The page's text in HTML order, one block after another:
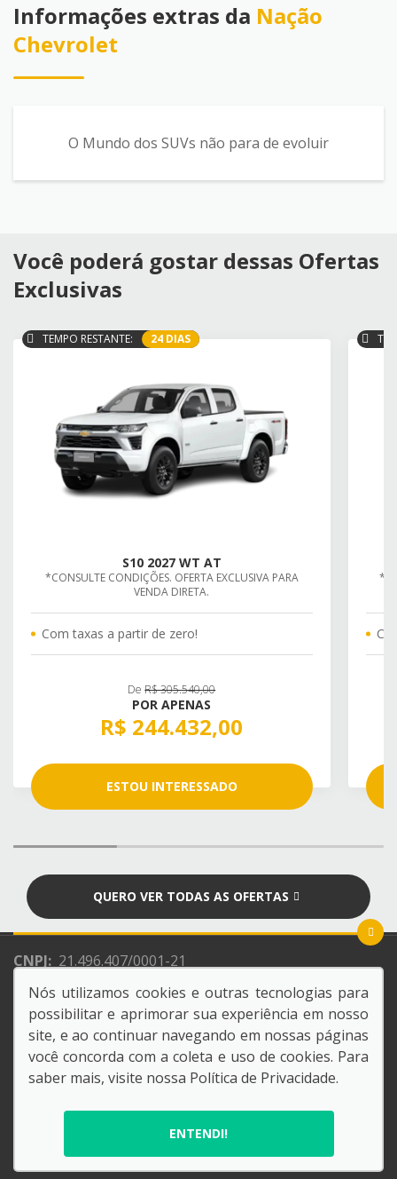
Informações extras da Nação
Chevrolet
O Mundo dos SUVs não para de evoluir
Você poderá gostar dessas Ofertas
Exclusivas
TEMPO RESTANTE: 24 DIAS
S10 2027 WT AT
*CONSULTE CONDIÇÕES. OFERTA EXCLUSIVA PARA
VENDA DIRETA.
Com taxas a partir de zero!
DeR$ 305.540,00
POR APENAS
R$ 244.432,00
ESTOU INTERESSADO
QUERO VER TODAS AS OFERTAS
CNPJ: 21.496.407/0001-21
Razão Social:NACAO CONCESSIONARIA DE VEICULOS
LTDA
.
Nós utilizamos cookies e outras tecnologias para
possibilitar e aprimorar sua experiência em nosso
site, e ao continuar navegando em nossas páginas
você concorda com a coleta e uso de cookies. Para
saber mais, visite nossa Política de Privacidade.
ENTENDI!